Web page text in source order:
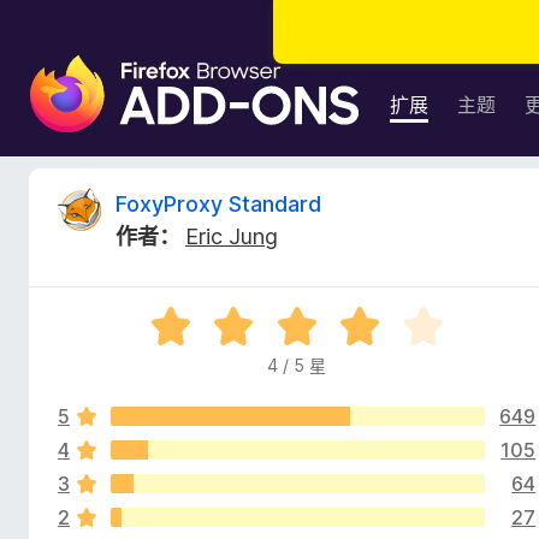
F
i
e
扩展 主题
F
P
r
FoxyProxy Standard
作者：
Eric Jung
评
分
4 / 5 星
5
649
4
105
3
64
2
27